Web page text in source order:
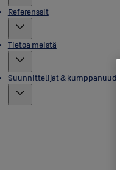
Referenssit
Tietoa meistä
Suunnittelijat & kumppanuudet